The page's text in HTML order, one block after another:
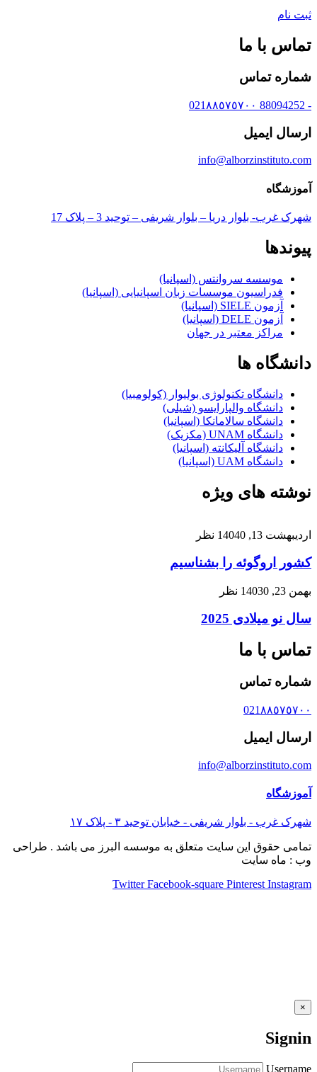
ثبت نام
تماس با ما
شماره تماس
- 88094252 021٨٨٥٧٥٧٠٠
ارسال ایمیل
info@alborzinstituto.com
آموزشگاه
شهرک غرب- بلوار دریا – بلوار شریفی – توحید 3 – پلاک 17
پیوندها
موسسه سروانتس (اسپانیا)
فدراسیون موسسات زبان اسپانیایی (اسپانیا)
آزمون SIELE (اسپانیا)
آزمون DELE (اسپانیا)
مراکز معتبر در جهان
دانشگاه ها
دانشگاه تکنولوژی بولیوار (کولومبیا)
دانشگاه والپارایسو (شیلی)
دانشگاه سالامانکا (اسپانیا)
دانشگاه UNAM (مکزیک)
دانشگاه آلیکانته (اسپانیا)
دانشگاه UAM (اسپانیا)
نوشته های ویژه
اردیبهشت 13, 1404 0 نظر
کشور اروگوئه را بشناسیم
بهمن 23, 1403 0 نظر
سال نو میلادی 2025
تماس با ما
شماره تماس
021٨٨٥٧٥٧٠٠
ارسال ایمیل
info@alborzinstituto.com
آموزشگاه
شهرک غرب - بلوار شریفی - خیابان توحید ٣ - پلاک ١٧
تمامی حقوق این سایت متعلق به موسسه البرز می باشد . طراحی
وب : ماه سایت
Twitter Facebook-square Pinterest Instagram
×
Signin
Username